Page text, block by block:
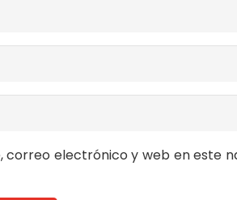
correo electrónico y web en este